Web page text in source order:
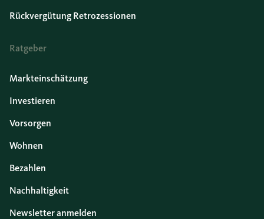
Rückvergütung Retrozessionen
Ratgeber
Markteinschätzung
Investieren
Vorsorgen
Wohnen
Bezahlen
Nachhaltigkeit
Newsletter anmelden